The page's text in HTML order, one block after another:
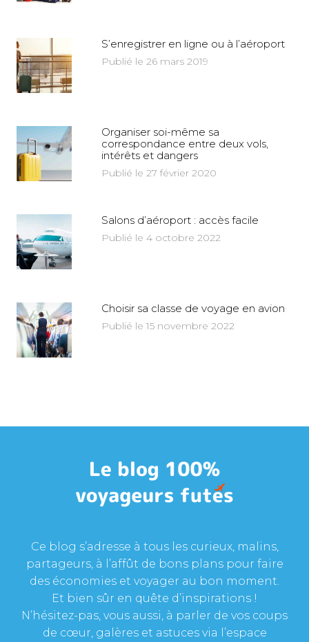
S’enregistrer en ligne ou à l’aéroport
Publié le 26 mars 2019
Organiser soi-même sa
correspondance entre deux vols,
intérêts et dangers
Publié le 27 février 2020
Salons d’aéroport : accès facile
Publié le 4 octobre 2022
Choisir sa classe de voyage en avion
Publié le 15 novembre 2022
Ce blog s’adresse à tous les curieux, malins,
partageurs, à l’affût de bons plans pour faire
des économies et voyager au bon moment.
Et bien sûr en quête d’inspirations !
N’hésitez-pas, vous aussi, à parler de vos coups
de cœur, galères et astuces via l’espace